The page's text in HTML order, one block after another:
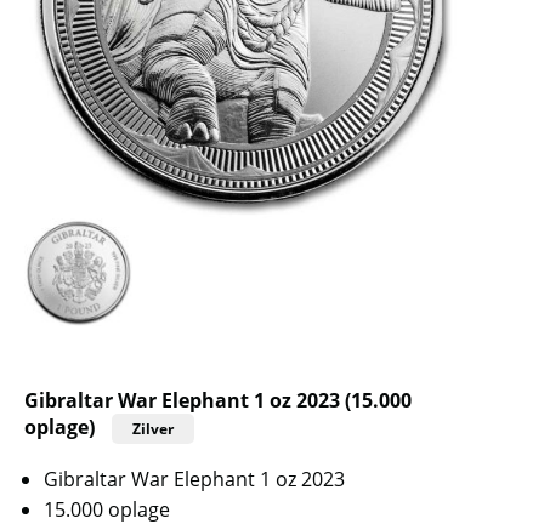
Gibraltar War Elephant 1 oz 2023 (15.000
oplage)
Zilver
Gibraltar War Elephant 1 oz 2023
15.000 oplage